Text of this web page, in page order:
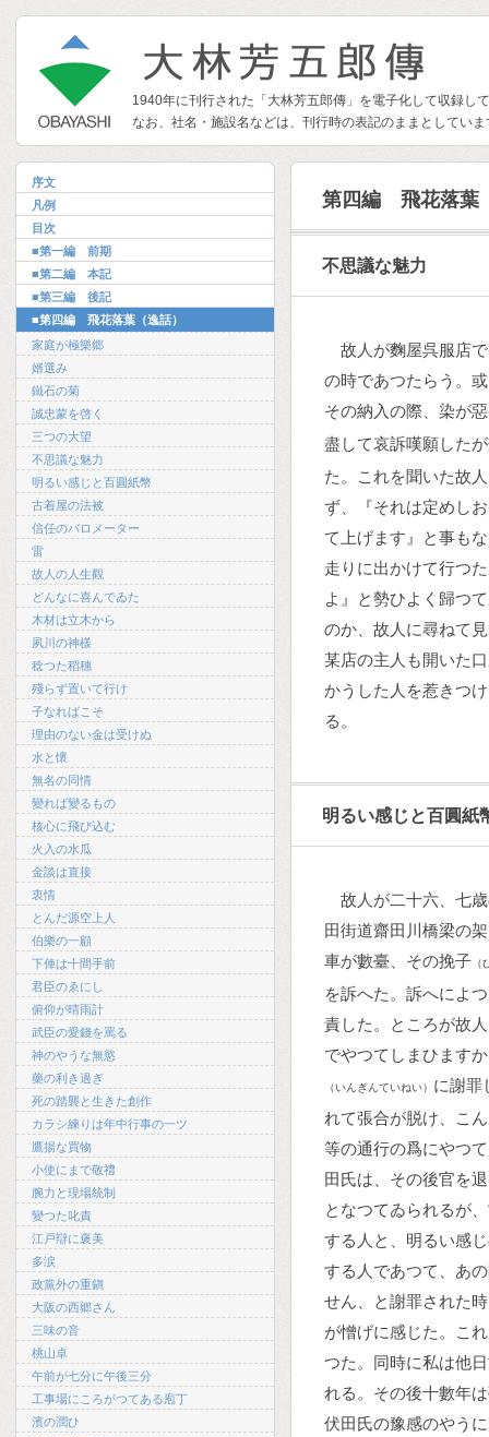
1940年に刊行された「大林芳五郎傳」を電子化して収録し
なお、社名・施設名などは、刊行時の表記のままとしてい
序文
凡例
目次
■第一編 前期
■第二編 本記
■第三編 後記
■第四編 飛花落葉（逸話）
家庭が極樂郷
婿選み
鐵石の菊
誠忠蒙を啓く
三つの大望
不思議な魅力
明るい感じと百圓紙幣
古着屋の法被
信任のバロメーター
雷
故人の人生觀
どんなに喜んでゐた
木材は立木から
夙川の神樣
稔つた稻穗
殘らず置いて行け
子なればこそ
理由のない金は受けぬ
水と懷
無名の同情
變れば變るもの
核心に飛び込む
火入の水瓜
金談は直接
衷情
とんだ源空上人
伯樂の一顧
下俥は十間手前
君臣のゑにし
俯仰が晴雨計
武臣の愛錢を罵る
神のやうな無慾
藥の利き過ぎ
死の踏襲と生きた創作
カラシ練りは年中行事の一ツ
鷹揚な買物
小使にまで敬禮
腕力と現場統制
變つた叱責
江戸辯に褒美
多涙
政黨外の重鎭
大阪の西郷さん
三味の音
桃山卓
午前が七分に午後三分
工事場にころがつてある庖丁
濱の潤ひ
第四編 飛花落葉
不思議な魅力
故人が麴屋呉服店
の時であつたらう。
その納入の際、染が
盡して哀訴嘆願した
た。これを聞いた故
ず、『それは定めし
て上げます』と事も
走りに出かけて行つ
よ』と勢ひよく歸つ
のか、故人に尋ねて
某店の主人も開いた
かうした人を惹きつ
る。
明るい感じと百圓紙
故人が二十六、七
田街道齋田川橋梁の
車が數臺、その挽子 （
を訴へた。訴へによ
責した。ところが故
でやつてしまひます
（いんぎんていねい） に謝罪
れて張合が脱け、こ
等の通行の爲にやつ
田氏は、その後官を
となつてゐられるが
する人と、明るい感
する人であつて、あ
せん、と謝罪された
が憎げに感じた。こ
つた。同時に私は他
れる。その後十數年
伏田氏の豫感のやう